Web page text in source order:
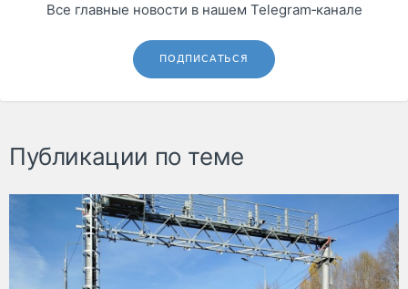
Все главные новости в нашем Telegram‑канале
ПОДПИСАТЬСЯ
Публикации по теме